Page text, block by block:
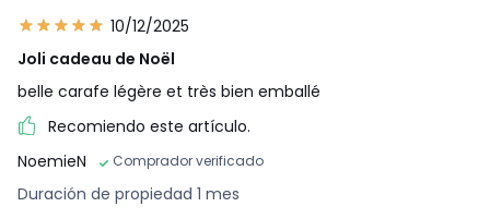
10/12/2025
Joli cadeau de Noël
belle carafe légère et très bien emballé
Recomiendo este artículo.
NoemieN
Comprador verificado
Duración de propiedad 1 mes